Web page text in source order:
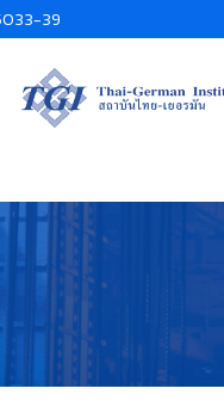
39